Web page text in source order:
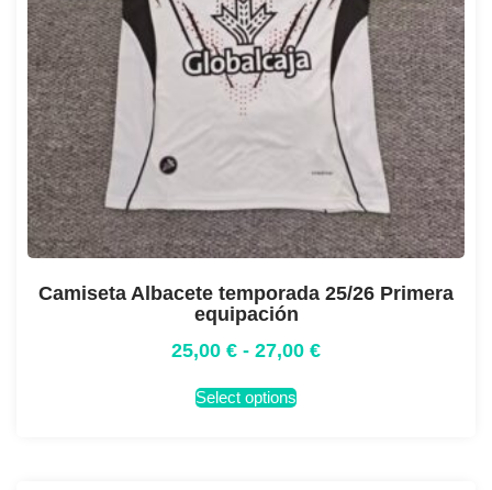
Camiseta Albacete temporada 25/26 Primera
equipación
25,00 € - 27,00 €
Select options